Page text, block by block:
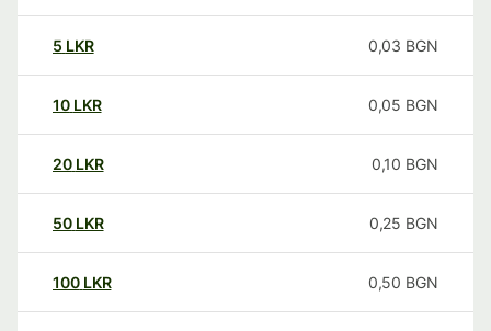
5 LKR 0,03 BGN
10 LKR 0,05 BGN
20 LKR 0,10 BGN
50 LKR 0,25 BGN
100 LKR 0,50 BGN